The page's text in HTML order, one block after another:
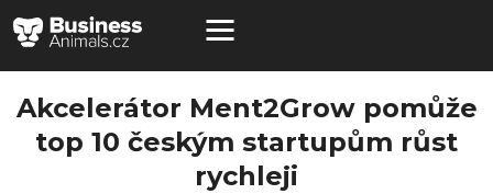
Akcelerátor Ment2Grow pomůže
top 10 českým startupům růst
rychleji